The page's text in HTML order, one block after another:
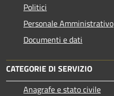
Politici
Personale Amministrativo
Documenti e dati
CATEGORIE DI SERVIZIO
Anagrafe e stato civile